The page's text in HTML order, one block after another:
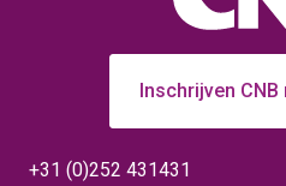
Inschrijven
+31 (0)252 431431